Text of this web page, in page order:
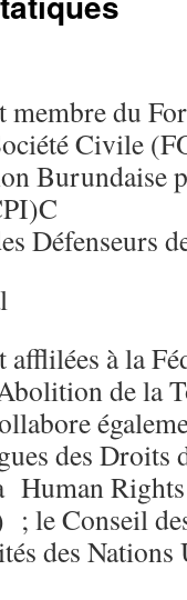
du
Civile
Burundaise
Défenseurs
à la
de la
des Droits
le Conseil
des Nations